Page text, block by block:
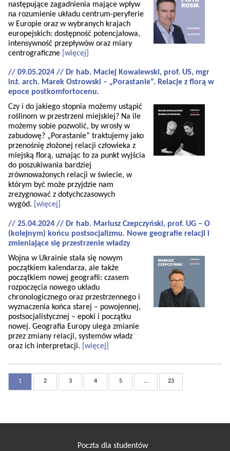
następujące zagadnienia mające wpływ
na rozumienie układu centrum-peryferie
w Europie oraz w wybranych krajach
europejskich: dostępność potencjałowa,
intensywność przepływów oraz miary
centrograficzne [więcej]
// 09.05.2024 // Dr hab. Maciej Kowalewski, prof. US, mgr
inż. arch. Marek Ostrowski – „Porastanie”. Relacje z florą w
epoce postkomfortocenu.
Czy i do jakiego stopnia możemy ustąpić
roślinom w przestrzeni miejskiej? Na ile
możemy sobie pozwolić, by wrosły w
zabudowę? „Porastanie” traktujemy jako
przenośnię złożonej relacji człowieka z
miejską florą, uznając to za punkt wyjścia
do poszukiwania bardziej
zrównoważonych relacji w świecie, w
którym być może przyjdzie nam
zrezygnować z dotychczasowych
wygód.
[więcej]
// 25.04.2024 // Dr hab. Mariusz Czepczyński, prof. UG – O
(kolejnym) końcu postsocjalizmu. Nowe geografie relacji i
zmieniające się przestrzenie władzy
Wojna w Ukrainie stała się nowym
początkiem kalendarza, ale także
początkiem nowej geografii: czasem
rozpoczęcia nowego układu
chronologicznego oraz przestrzennego i
wyznaczenia końca starej – powojennej,
postsocjalistycznej – epoki i początku
nowej. Geografia Europy ulega zmianie
przez zmiany relacji, systemów władz
oraz ich interpretacji.
[więcej]
1 2 3 4 5 ... 23
Poczta dla studentów